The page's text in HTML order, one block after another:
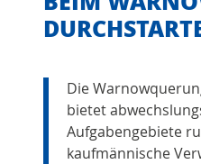
Die
bietet
Aufgabengebiete
kaufmännische